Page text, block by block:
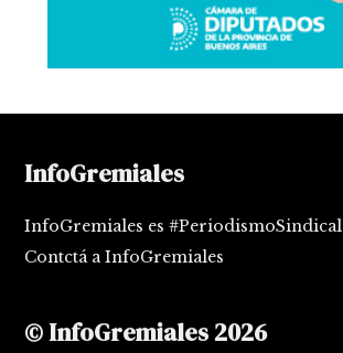
InfoGremiales
InfoGremiales es #PeriodismoSindical
Contctá a InfoGremiales
© InfoGremiales 2026